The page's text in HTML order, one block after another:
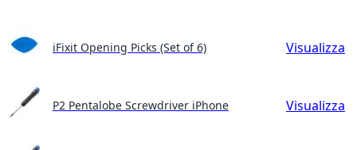
iFixit Opening Picks (Set of 6) Visualizza
P2 Pentalobe Screwdriver iPhone Visualizza